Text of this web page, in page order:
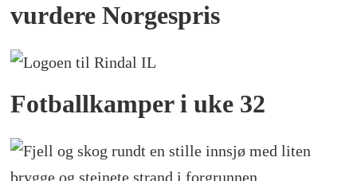
vurdere Norgespris
Fotballkamper i uke 32